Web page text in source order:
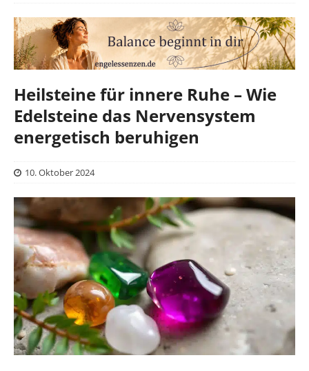
Heilsteine für innere Ruhe – Wie
Edelsteine das Nervensystem
energetisch beruhigen
10. Oktober 2024